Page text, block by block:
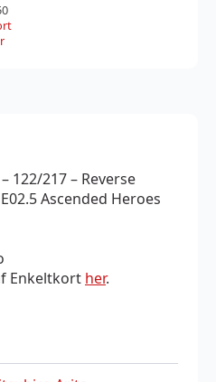
122/217 – Reverse
Ascended Heroes
Enkeltkort her.